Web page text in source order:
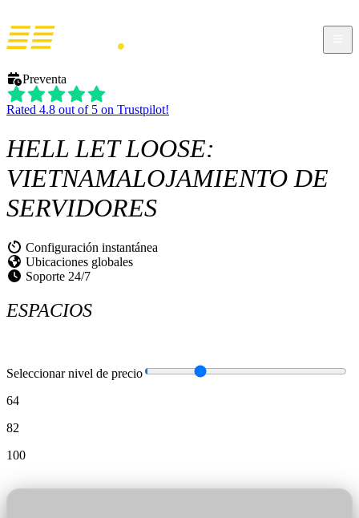
Preventa
Rated 4.8 out of 5 on Trustpilot!
HELL LET LOOSE:
VIETNAMALOJAMIENTO DE
SERVIDORES
Configuración instantánea
Ubicaciones globales
Soporte 24/7
ESPACIOS
Seleccionar nivel de precio
64
82
100